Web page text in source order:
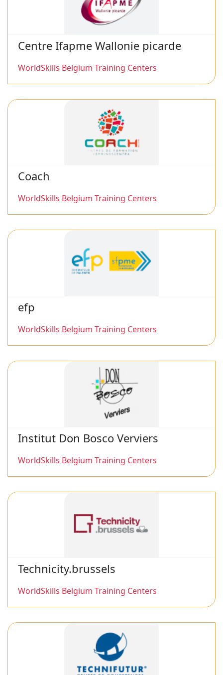
Centre Ifapme Wallonie picarde
WorldSkills Belgium Training Centers
Coach
WorldSkills Belgium Training Centers
efp
WorldSkills Belgium Training Centers
Institut Don Bosco Verviers
WorldSkills Belgium Training Centers
Technicity.brussels
WorldSkills Belgium Training Centers